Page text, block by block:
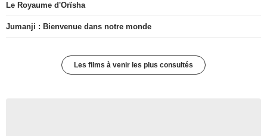
Le Royaume d'Orïsha
Jumanji : Bienvenue dans notre monde
Les films à venir les plus consultés